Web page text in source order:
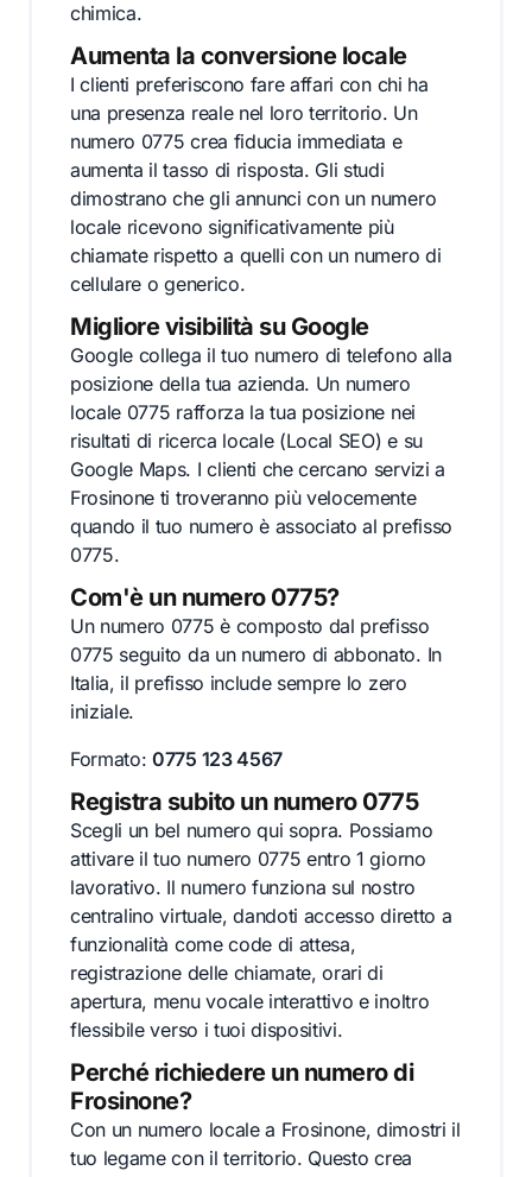
chimica.
Aumenta la conversione locale
I clienti preferiscono fare affari con chi ha
una presenza reale nel loro territorio. Un
numero 0775 crea fiducia immediata e
aumenta il tasso di risposta. Gli studi
dimostrano che gli annunci con un numero
locale ricevono significativamente più
chiamate rispetto a quelli con un numero di
cellulare o generico.
Migliore visibilità su Google
Google collega il tuo numero di telefono alla
posizione della tua azienda. Un numero
locale 0775 rafforza la tua posizione nei
risultati di ricerca locale (Local SEO) e su
Google Maps. I clienti che cercano servizi a
Frosinone ti troveranno più velocemente
quando il tuo numero è associato al prefisso
0775.
Com'è un numero 0775?
Un numero 0775 è composto dal prefisso
0775 seguito da un numero di abbonato. In
Italia, il prefisso include sempre lo zero
iniziale.
Formato:0775 123 4567
Registra subito un numero 0775
Scegli un bel numero qui sopra. Possiamo
attivare il tuo numero 0775 entro 1 giorno
lavorativo. Il numero funziona sul nostro
centralino virtuale, dandoti accesso diretto a
funzionalità come code di attesa,
registrazione delle chiamate, orari di
apertura, menu vocale interattivo e inoltro
flessibile verso i tuoi dispositivi.
Perché richiedere un numero di
Frosinone?
Con un numero locale a Frosinone, dimostri il
tuo legame con il territorio. Questo crea